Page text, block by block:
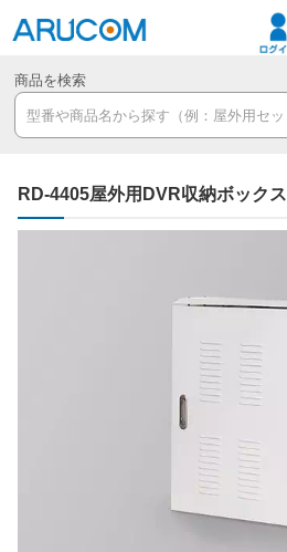
商品を検索
RD-4405屋外用DVR収納ボックス